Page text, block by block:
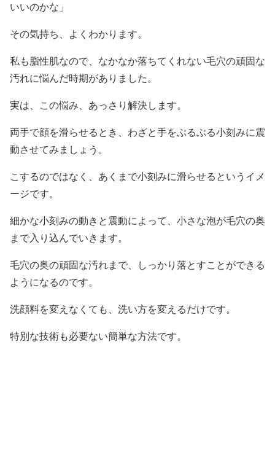
いいのかな」
その気持ち、よくわかります。
私も脂性肌なので、なかなか落ちてくれない毛穴の頑固な
汚れに悩んだ時期がありました。
実は、この悩み、あっさり解決します。
両手で顔を滑らせるとき、わざと手をぶるぶる小刻みに震
動させてみましょう。
こするのではなく、あくまで小刻みに滑らせるというイメ
ージです。
細かな小刻みの動きと震動によって、小さな泡が毛穴の奥
まで入り込んでいきます。
毛穴の奥の頑固な汚れまで、しっかり落とすことができる
ようになるのです。
洗顔料を変えなくても、洗い方を変えるだけです。
特別な技術も必要ない簡単な方法です。